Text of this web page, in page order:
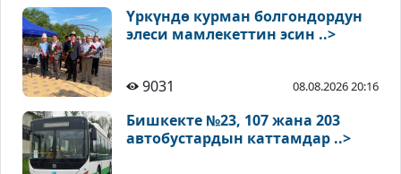
Үркүндө курман болгондордун
элеси мамлекеттин эсин ..>
9031 08.08.2026 20:16
Бишкекте №23, 107 жана 203
автобустардын каттамдар ..>